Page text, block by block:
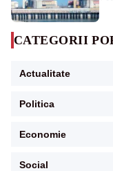
CATEGORII
Actualitate
Politica
Economie
Social